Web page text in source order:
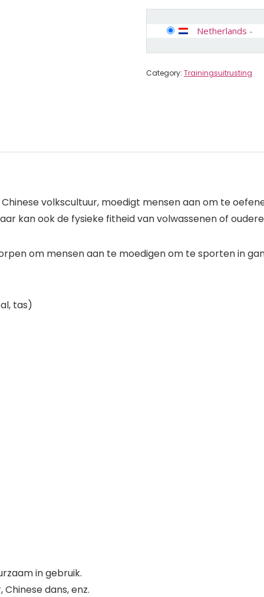
Netherlands -
Category: Trainingsuitrusting
volkscultuur, moedigt mensen aan om te
kan ook de fysieke fitheid van volwassenen of
om mensen aan te moedigen om te sporten in
tas)
in gebruik.
dans, enz.